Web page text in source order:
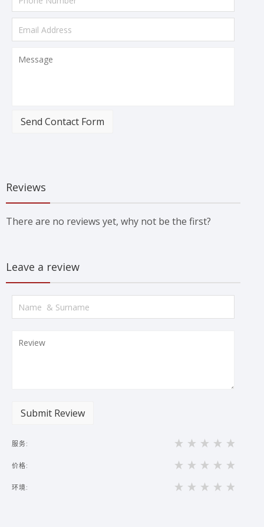
Send Contact Form
Reviews
There are no reviews yet, why not be the first?
Leave a review
Submit Review
服务:
价格:
环境: